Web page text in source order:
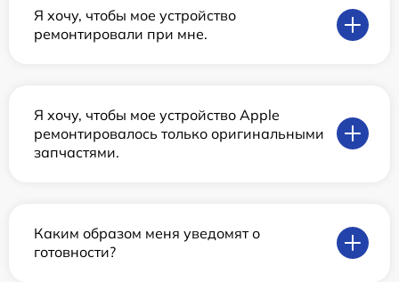
Я хочу, чтобы мое устройство
ремонтировали при мне.
Я хочу, чтобы мое устройство Apple
ремонтировалось только оригинальными
запчастями.
Каким образом меня уведомят о
готовности?